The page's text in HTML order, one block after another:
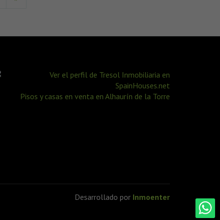
Pisos y casas en venta en Alhaurín de la Torre
Desarrollado por Inmoenter